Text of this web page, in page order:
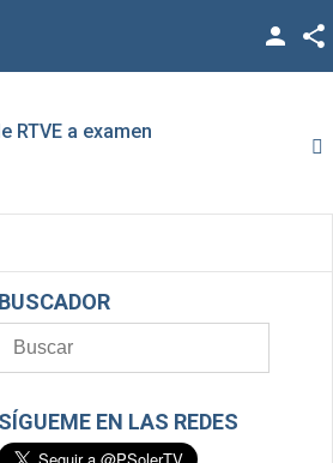
LinkedIn
Vimeo
Google +
RTVE a examen
BUSCADOR
SÍGUEME EN LAS REDES